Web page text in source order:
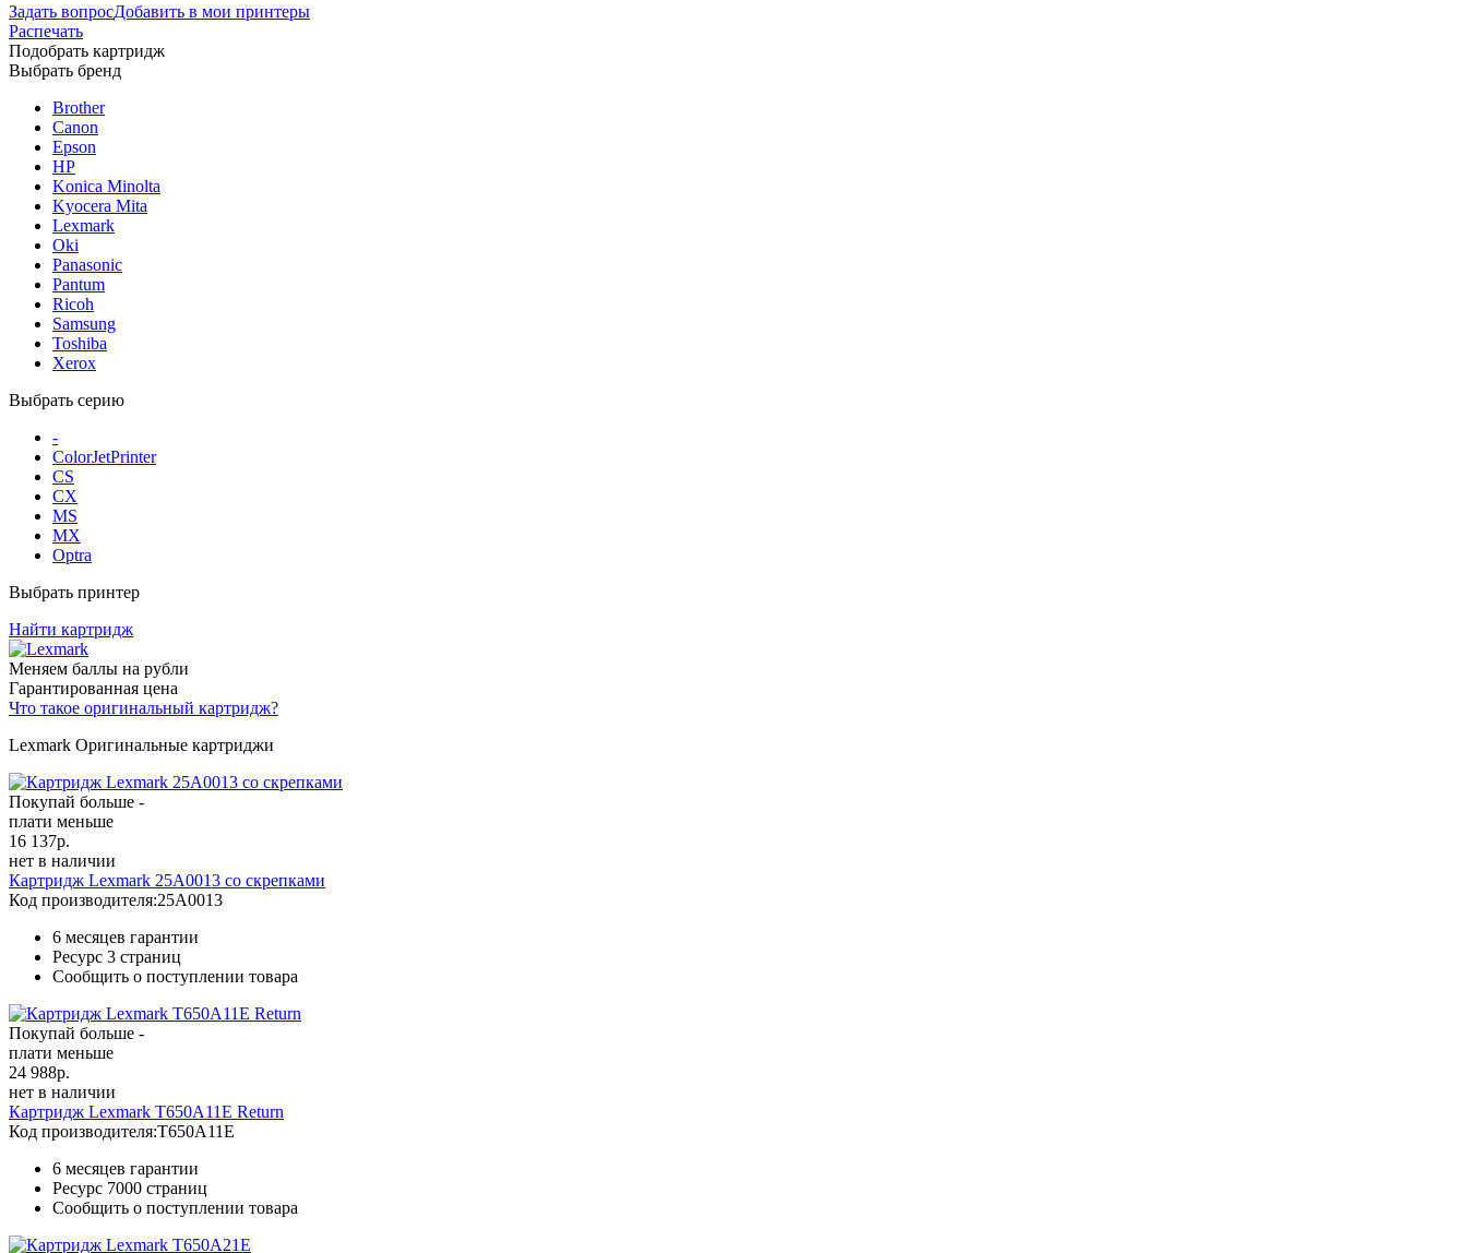
Задать вопросДобавить в мои принтеры
Распечать
Подобрать картридж
Выбрать бренд
Brother
Canon
Epson
HP
Konica Minolta
Kyocera Mita
Lexmark
Oki
Panasonic
Pantum
Ricoh
Samsung
Toshiba
Xerox
Выбрать серию
-
ColorJetPrinter
CS
CX
MS
MX
Optra
Выбрать принтер
Найти картридж
Меняем баллы на рубли
Гарантированная цена
Что такое оригинальный картридж?
Lexmark Оригинальные картриджи
Покупай больше -
плати меньше
16 137р.
нет в наличии
Картридж Lexmark 25A0013 со скрепками
Код производителя:25A0013
6 месяцев гарантии
Ресурс 3 страниц
Сообщить о поступлении товара
Покупай больше -
плати меньше
24 988р.
нет в наличии
Картридж Lexmark T650A11E Return
Код производителя:T650A11E
6 месяцев гарантии
Ресурс 7000 страниц
Сообщить о поступлении товара